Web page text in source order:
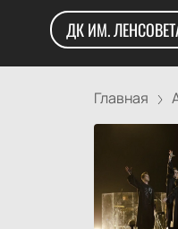
ДК ИМ.
Главная